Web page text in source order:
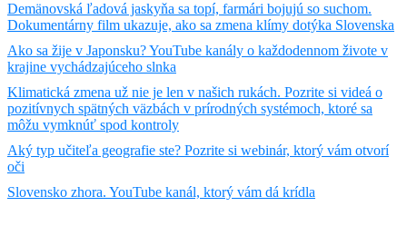
Demänovská ľadová jaskyňa sa topí, farmári bojujú so suchom.
Dokumentárny film ukazuje, ako sa zmena klímy dotýka Slovenska
Ako sa žije v Japonsku? YouTube kanály o každodennom živote v
krajine vychádzajúceho slnka
Klimatická zmena už nie je len v našich rukách. Pozrite si videá o
pozitívnych spätných väzbách v prírodných systémoch, ktoré sa
môžu vymknúť spod kontroly
Aký typ učiteľa geografie ste? Pozrite si webinár, ktorý vám otvorí
oči
Slovensko zhora. YouTube kanál, ktorý vám dá krídla